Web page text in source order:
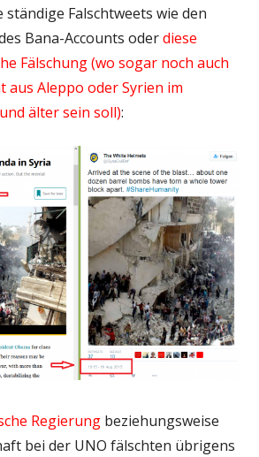
ständige Falschtweets wie den
Bana-Accounts oderdiese
Fälschung (wo sogar noch auch
aus Aleppo oder Syrien im
älter sein soll):
Regierungbeziehungsweise
bei der UNO fälschten übrigens